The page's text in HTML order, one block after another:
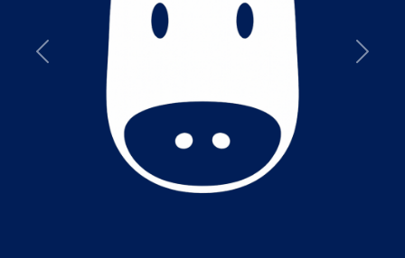
前へ 次へ